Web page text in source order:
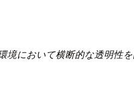
境において横断的な透明性